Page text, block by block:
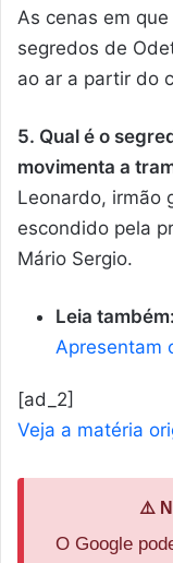
As cenas em
segredos de
ao ar a partir do
5. Qual é o
movimenta a
Leonardo, irmão
escondido pela
Mário Sergio.
Leia também:
Apresentam
[ad_2]
Veja a matéria
⚠️
O Google